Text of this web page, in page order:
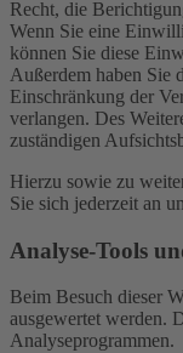
Recht, die
Wenn Sie eine
können Sie diese
Außerdem haben Sie
Einschränkung der
verlangen. Des
zuständigen
Hierzu sowie zu
Sie sich jederzeit an
Analyse-Tools
Beim Besuch dieser
ausgewertet werden.
Analyseprogrammen.